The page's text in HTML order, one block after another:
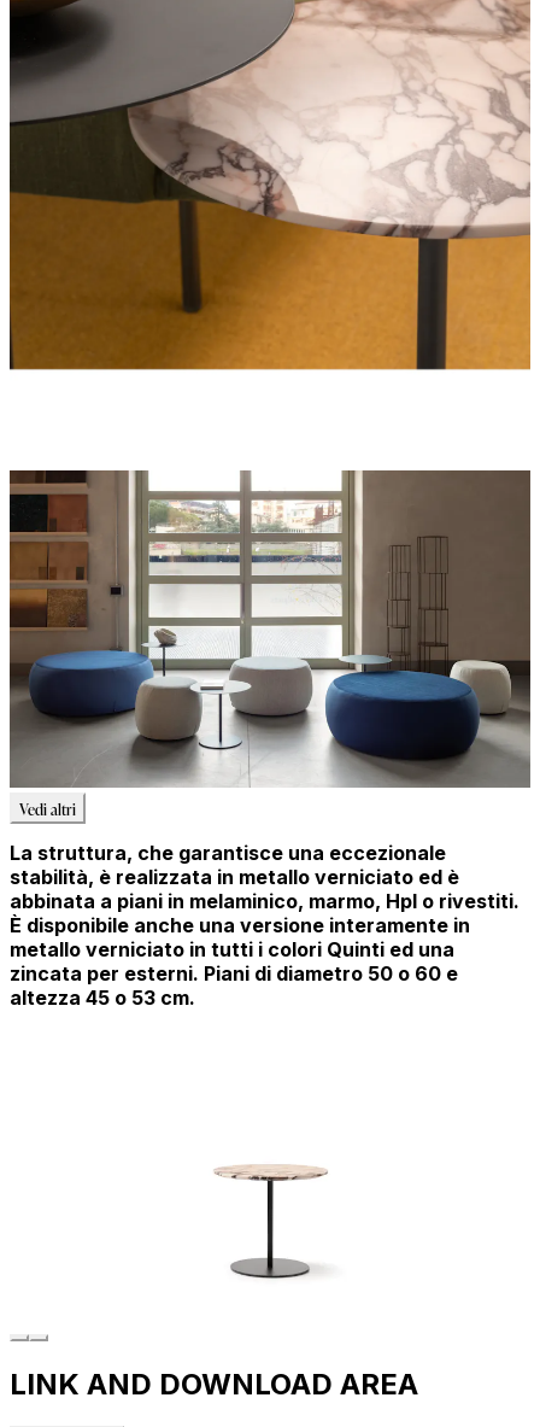
Vedi altri
La struttura, che garantisce una eccezionale
stabilità, è realizzata in metallo verniciato ed è
abbinata a piani in melaminico, marmo, Hpl o rivestiti.
È disponibile anche una versione interamente in
metallo verniciato in tutti i colori Quinti ed una
zincata per esterni. Piani di diametro 50 o 60 e
altezza 45 o 53 cm.
LINK AND DOWNLOAD AREA